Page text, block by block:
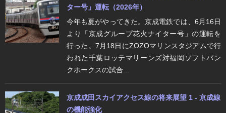
ター号」運転（2026年）
今年も夏がやってきた。京成電鉄では、6月16日
より「京成グループ花火ナイター号」の運転を
行った。7月18日にZOZOマリンスタジアムで行
われた千葉ロッテマリーンズ対福岡ソフトバン
クホークスの試合...
京成成田スカイアクセス線の将来展望 1 - 京成線
の機能強化